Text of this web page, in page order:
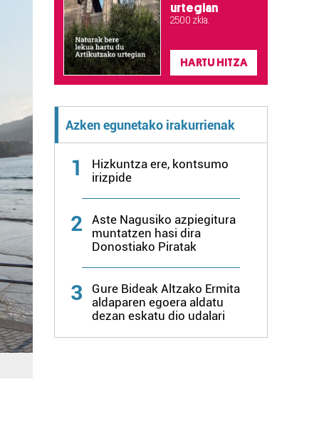
urtegian
2.500 zkia.
HARTU HITZA
Azken egunetako irakurrienak
1
Hizkuntza ere, kontsumo
irizpide
2
Aste Nagusiko azpiegitura
muntatzen hasi dira
Donostiako Piratak
3
Gure Bideak Altzako Ermita
aldaparen egoera aldatu
dezan eskatu dio udalari